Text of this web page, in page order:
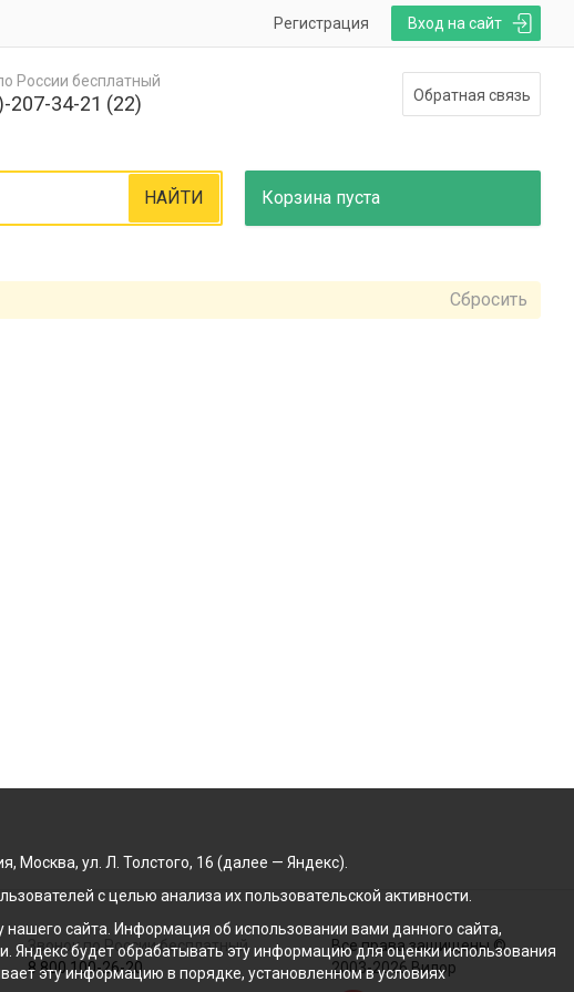
Вход на сайт
Регистрация
России бесплатный
207-34-21 (22) Обратная связь
Корзина пуста
НАЙТИ
Сбросить
Звонок по России бесплатный
8 800 100-26-20
Все права защищены ©
2003-2026 Вилор
Москва, ул. Л. Толстого, 16 (далее — Яндекс).
с целью анализа их пользовательской активности.
сайта. Информация об использовании вами данного сайта,
Яндекс будет обрабатывать эту информацию для оценки использования
эту информацию в порядке, установленном в условиях